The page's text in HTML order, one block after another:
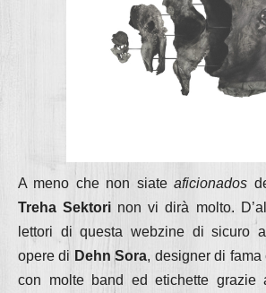
A meno che non siateaficionados
Treha Sektori non vi dirà molto.
lettori di questa webzine di sicuro
opere di Dehn Sora, designer di
con molte band ed etichette grazie